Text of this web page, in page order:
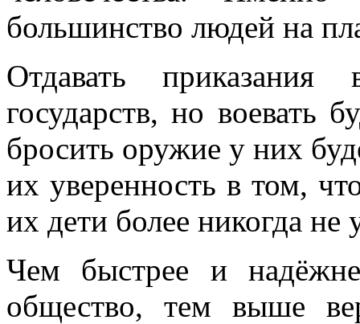
большинство людей на
Отдавать приказания
государств, но воевать
бросить оружие у них
их уверенность в том,
их дети более никогда не
Чем быстрее и
общество, тем выше